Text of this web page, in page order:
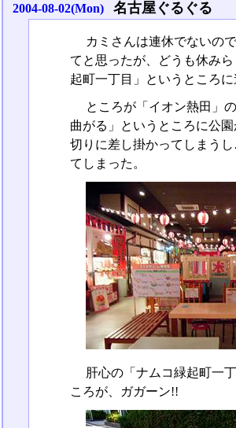
2004-08-02(Mon) 名古屋ぐるぐる
カミさんは連休でないの
てと思ったが、どうも休み
起町一丁目」というところに
ところが「イオン熱田」
曲がる」というところに公
切りに差し掛かってしまう
てしまった。
肝心の「ナムコ緑起町一
ころが、ガガーン!!